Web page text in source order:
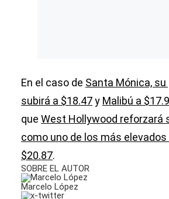
En el caso de Santa Mónica, su
subirá a $18.47y Malibú a
que West Hollywood reforzará
como uno de los más
$20.87.
SOBRE EL AUTOR
Marcelo López